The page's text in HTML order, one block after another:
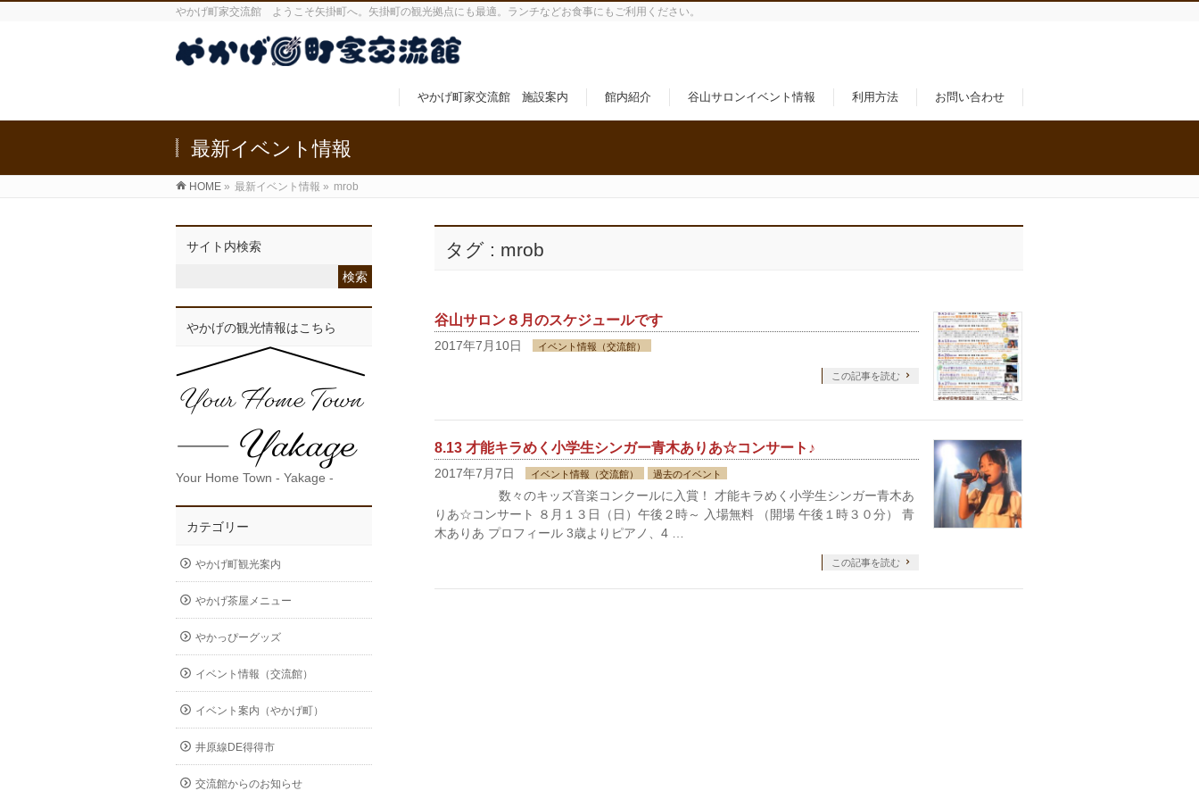
やかげ町家交流館 ようこそ矢掛町へ。矢掛町の観光拠点にも最適。ランチなどお食事にもご利用ください。
やかげ町家交流館 施設案内 館内紹介 谷山サロンイベント情報 利用方法 お問い合わせ
最新イベント情報
HOME » 最新イベント情報 » mrob
タグ : mrob
谷山サロン８月のスケジュールです
2017年7月10日 イベント情報（交流館）
この記事を読む
8.13 才能キラめく小学生シンガー青木ありあ☆コンサート♪
2017年7月7日 イベント情報（交流館） 過去のイベント
数々のキッズ音楽コンクールに入賞！ 才能キラめく小学生シンガー青木あ
りあ☆コンサート ８月１３日（日）午後２時～ 入場無料 （開場 午後１時３０分） 青
木ありあ プロフィール 3歳よりピアノ、4 …
この記事を読む
サイト内検索
やかげの観光情報はこちら
Your Home Town - Yakage -
カテゴリー
やかげ町観光案内
やかげ茶屋メニュー
やかっぴーグッズ
イベント情報（交流館）
イベント案内（やかげ町）
井原線DE得得市
交流館からのお知らせ